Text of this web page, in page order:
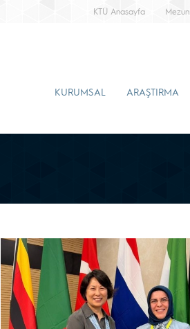
KTÜ Anasayfa Mezun
KURUMSAL ARAŞTIRMA